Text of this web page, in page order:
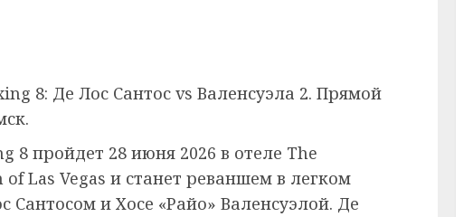
8: Де Лос Сантос vs Валенсуэла 2. Прямой
8 пройдет 28 июня 2026 в отеле The
of Las Vegas и станет реваншем в легком
Сантосом и Хосе «Райо» Валенсуэлой. Де